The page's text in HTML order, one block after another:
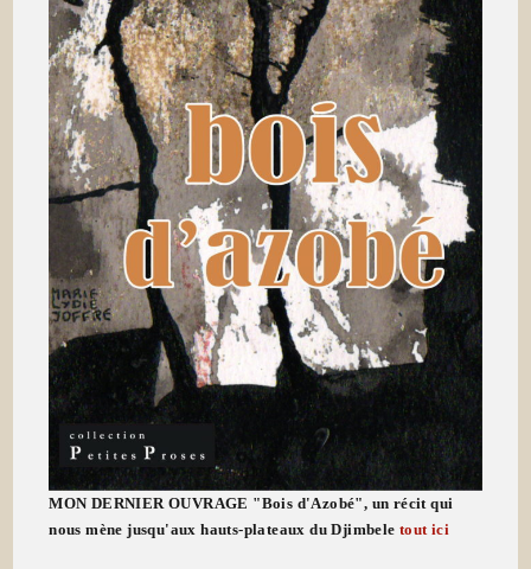
MON DERNIER OUVRAGE "Bois d'Azobé", un récit qui
nous mène jusqu'aux hauts-plateaux du Djimbeletout ici